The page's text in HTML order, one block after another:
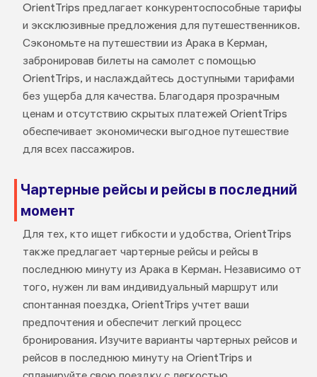
OrientTrips предлагает конкурентоспособные тарифы
и эксклюзивные предложения для путешественников.
Сэкономьте на путешествии из Арака в Керман,
забронировав билеты на самолет с помощью
OrientTrips, и наслаждайтесь доступными тарифами
без ущерба для качества. Благодаря прозрачным
ценам и отсутствию скрытых платежей OrientTrips
обеспечивает экономически выгодное путешествие
для всех пассажиров.
Чартерные рейсы и рейсы в последний
момент
Для тех, кто ищет гибкости и удобства, OrientTrips
также предлагает чартерные рейсы и рейсы в
последнюю минуту из Арака в Керман. Независимо от
того, нужен ли вам индивидуальный маршрут или
спонтанная поездка, OrientTrips учтет ваши
предпочтения и обеспечит легкий процесс
бронирования. Изучите варианты чартерных рейсов и
рейсов в последнюю минуту на OrientTrips и